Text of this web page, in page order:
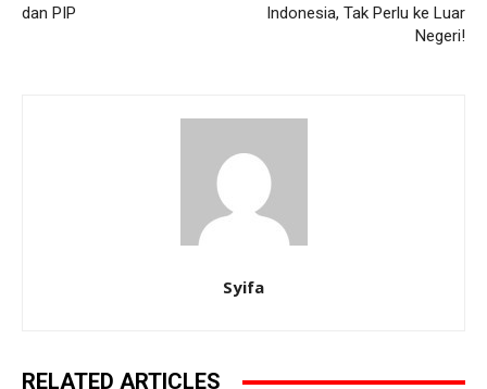
dan PIP
Indonesia, Tak Perlu ke Luar
Negeri!
Syifa
RELATED ARTICLES